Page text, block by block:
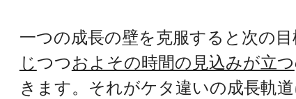
一つの成長の壁を克服すると次の
じつつおよその時間の見込みが立つ
きます。それがケタ違いの成長軌